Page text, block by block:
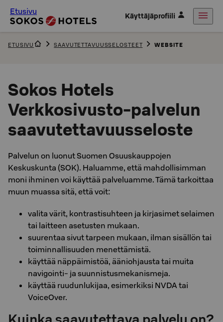
Etusivu Käyttäjäprofiili
ETUSIVU SAAVUTETTAVUUSSELOSTEET WEBSITE
Sokos Hotels
Verkkosivusto-palvelun
saavutettavuusseloste
Palvelun on luonut Suomen Osuuskauppojen
Keskuskunta (SOK). Haluamme, että mahdollisimman
moni ihminen voi käyttää palveluamme. Tämä tarkoittaa
muun muassa sitä, että voit:
valita värit, kontrastisuhteen ja kirjasimet selaimen
tai laitteen asetusten mukaan.
suurentaa sivut tarpeen mukaan, ilman sisällön tai
toiminnallisuuden menettämistä.
käyttää näppäimistöä, ääniohjausta tai muita
navigointi- ja suunnistusmekanismeja.
käyttää ruudunlukijaa, esimerkiksi NVDA tai
VoiceOver.